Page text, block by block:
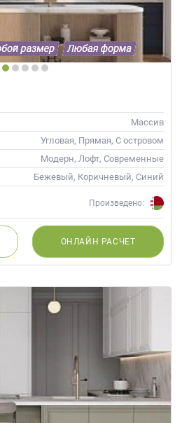
Массив
Угловая, Прямая, С островом
Модерн, Лофт, Современные
Бежевый, Коричневый, Синий
Произведено:
ОНЛАЙН РАСЧЕТ